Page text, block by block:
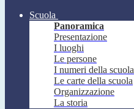
Scuola
Panoramica
Presentazione
I luoghi
Le persone
I numeri della scuola
Le carte della scuola
Organizzazione
La storia